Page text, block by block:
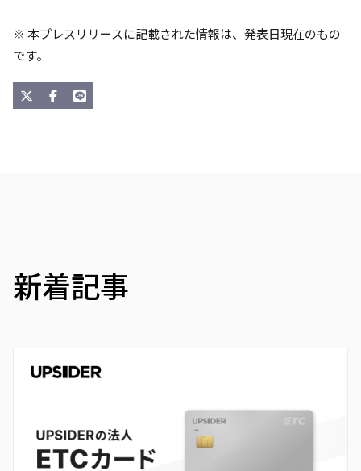
※ 本プレスリリースに記載された情報は、発表日現在のもの
です。
新着記事